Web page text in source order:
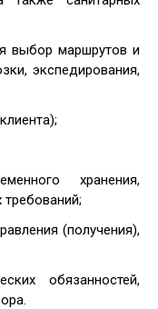
выбор маршрутов и
экспедирования,
хранения,
(получения),
обязанностей,